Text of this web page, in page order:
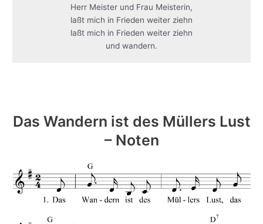
Herr Meister und Frau Meisterin,
laßt mich in Frieden weiter ziehn
laßt mich in Frieden weiter ziehn
und wandern.
Das Wandern ist des Müllers Lust
– Noten